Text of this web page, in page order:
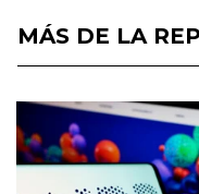
MÁS DE LA